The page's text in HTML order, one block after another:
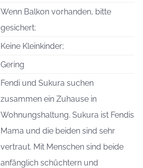
Wenn Balkon vorhanden, bitte
gesichert;
Keine Kleinkinder;
Gering
Fendi und Sukura suchen
zusammen ein Zuhause in
Wohnungshaltung. Sukura ist Fendis
Mama und die beiden sind sehr
vertraut. Mit Menschen sind beide
anfänglich schüchtern und